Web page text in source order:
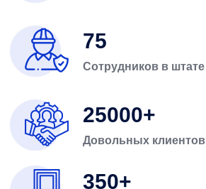
75
Сотрудников в штате
25000
Довольных клиентов
350